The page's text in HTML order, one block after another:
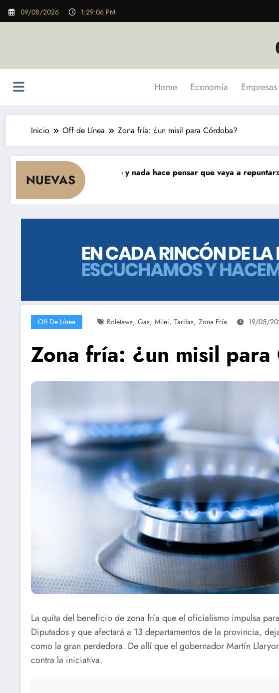
Saltar
09/08/2026 1:29:07 PM
Home Economía Empresas
Inicio Off de Línea Zona fría: ¿un misil para Córdoba?
NUEVAS
cae el consumo y nada hace pensar que vaya a repuntar» En
Off De Línea Boletaws, Gas, Milei, Tarifas, Zona Fría 19/05/
Zona fría: ¿un misil para
La quita del beneficio de zona fría que el oficialismo impulsa
Diputados y que afectará a 13 departamentos de la provincia,
como la gran perdedora. De allí que el gobernador Martín
contra la iniciativa.